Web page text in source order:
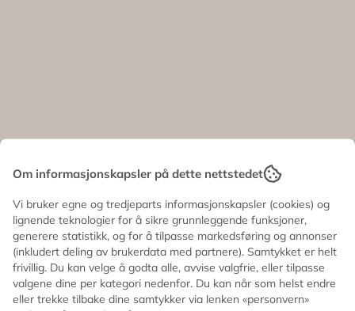
MUMMIKORT -
Gul - Klem Til Deg
30,-
På lager
Kjøp
MUMMIKORT -
Gul - Vi feirer deg
30,-
På lager
Kjøp
Om informasjonskapsler på dette nettstedet
Vi bruker egne og tredjeparts informasjonskapsler (cookies) og
lignende teknologier for å sikre grunnleggende funksjoner,
generere statistikk, og for å tilpasse markedsføring og annonser
(inkludert deling av brukerdata med partnere). Samtykket er helt
frivillig. Du kan velge å godta alle, avvise valgfrie, eller tilpasse
valgene dine per kategori nedenfor. Du kan når som helst endre
eller trekke tilbake dine samtykker via lenken «personvern»